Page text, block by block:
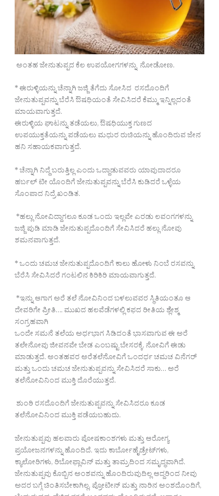
ಅಂತಹ ಜೇನುತುಪ್ಪದ ಕೆಲ ಉಪಯೋಗಗಳನ್ನು ನೋಡೋಣ.
* ಈರುಳ್ಳಿಯನ್ನು ಚೆನ್ನಾಗಿ ಜಜ್ಜಿ ತೆಗೆದು ಸೋಸಿದ ರಸದೊಂದಿಗೆ
ಜೇನುತುಪ್ಪವನ್ನು ಬೆರೆಸಿ ಔಷಧಿಯಂತೆ ಸೇವಿಸಿದರೆ ಕೆಮ್ಮು ಇನ್ನಿಲ್ಲದಂತೆ
ಮಾಯವಾಗುತ್ತದೆ.
ಈರುಳ್ಳಿಯ ಘಾಟನ್ನು ತಡೆಯಲು, ಔಷಧಿಯುಕ್ತ ಗುಣದ
ಉಪಯುಕ್ತತೆಯನ್ನು ಪಡೆಯಲು ಮಧುರ ರುಚಿಯನ್ನು ಹೊಂದಿರುವ ಜೇನ
ಹನಿ ಸಹಾಯಕವಾಗುತ್ತದೆ.
* ಚೆನ್ನಾಗಿ ನಿದ್ದೆ ಬರುತ್ತಿಲ್ಲ ಎಂದು ಒದ್ದಾಡುವವರು ಯಾವುದಾದರೂ
ಹರ್ಬಲ್ ಟೀ ಯೊಂದಿಗೆ ಜೇನುತುಪ್ಪವನ್ನು ಬೆರೆಸಿ ಕುಡಿದರೆ ಒಳ್ಳೆಯ
ಸೊಂಪಾದ ನಿದ್ರೆ ಖಂಡಿತ.
*ಹಲ್ಲು ನೋವಿದ್ದಾಗಲೂ ಕೂಡ ಒಂದು ಇಲ್ಲವೇ ಎರಡು ಲವಂಗಗಳನ್ನು
ಜಜ್ಜಿ ಪುಡಿ ಮಾಡಿ ಜೇನುತುಪ್ಪದೊಂದಿಗೆ ಸೇವಿಸಿದರೆ ಹಲ್ಲು ನೋವು
ಶಮನವಾಗುತ್ತದೆ.
* ಒಂದು ಚಮಚ ಜೇನುತುಪ್ಪದೊಂದಿಗೆ ಕಾಲು ಹೋಳು ನಿಂಬೆ ರಸವನ್ನು
ಬೆರೆಸಿ ಸೇವಿಸಿದರೆ ಗಂಟಲಿನ ಕಿರಿಕಿರಿ ಮಾಯವಾಗುತ್ತದೆ.
*ಇನ್ನು ಆಗಾಗ ಅರೆ ತಲೆ ನೋವಿನಿಂದ ಬಳಲುವವರ ಸ್ಥಿತಿಯಂತೂ ಆ
ದೇವರಿಗೇ ಪ್ರೀತಿ…. ಮುಖದ ಹಲವೆಡೆಗಳಲ್ಲಿ ಕಫದ ರೀತಿಯ ಶ್ಲೇಶ್ಮ
ಸಂಗ್ರಹವಾಗಿ
ಒಂದೇ ಸಮನೆ ತಲೆಯ ಅರ್ಧಭಾಗ ಸಿಡಿದಂತೆ ಭಾಸವಾಗುವ ಈ ಅರೆ
ತಲೇನೋವು ಜೀವನವೇ ಬೇಡ ಎಂಬಷ್ಟು ಬೇಸರಕ್ಕೆ, ನೋವಿಗೆ ಈಡು
ಮಾಡುತ್ತದೆ. ಅಂತಹವರ ಅರೆತಲೆನೋವಿಗೆ ಒಂದರ್ಧ ಚಮಚ ವಿನೆಗರ್
ಮತ್ತು ಒಂದು ಚಮಚ ಜೇನುತುಪ್ಪವನ್ನು ಸೇವಿಸಿದರೆ ಸಾಕು… ಅರೆ
ತಲೆನೋವಿನಿಂದ ಮುಕ್ತಿ ದೊರೆಯುತ್ತದೆ.
ಶುಂಠಿ ರಸದೊಂದಿಗೆ ಜೇನುತುಪ್ಪವನ್ನು ಸೇವಿಸಿದರೂ ಕೂಡ
ತಲೆನೋವಿನಿಂದ ಮುಕ್ತಿ ಪಡೆಯಬಹುದು.
ಜೇನುತುಪ್ಪವು ಹಲವಾರು ಪೋಷಕಾಂಶಗಳು ಮತ್ತು ಆರೋಗ್ಯ
ಪ್ರಯೋಜನಗಳನ್ನು ಹೊಂದಿದೆ. ಇದು ಕಾರ್ಬೋಹೈಡ್ರೇಟ್‌ಗಳು,
ಕ್ಯಾಲೋರಿಗಳು, ರಿಬೋಫ್ಲಾವಿನ್ ಮತ್ತು ತಾಮ್ರದಿಂದ ಸಮೃದ್ಧವಾಗಿದೆ.
ಜೇನುತುಪ್ಪವು ಕೊಬ್ಬಿನ ಅಂಶವನ್ನು ಹೊಂದಿರುವುದಿಲ್ಲ ಆದ್ದರಿಂದ ನೀವು
ಅದರ ಬಗ್ಗೆ ಚಿಂತಿಸಬೇಕಾಗಿಲ್ಲ. ಪ್ರೋಟೀನ್ ಮತ್ತು ನಾರಿನ ಅಂಶದೊಂದಿಗೆ,